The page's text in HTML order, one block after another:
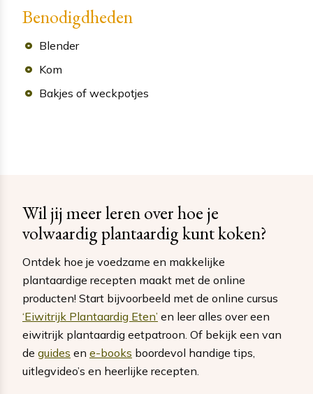
Benodigdheden
Blender
Kom
Bakjes of weckpotjes
Wil jij meer leren over hoe je
volwaardig plantaardig kunt koken?
Ontdek hoe je voedzame en makkelijke
plantaardige recepten maakt met de online
producten! Start bijvoorbeeld met de online cursus
‘Eiwitrijk Plantaardig Eten’ en leer alles over een
eiwitrijk plantaardig eetpatroon. Of bekijk een van
de guides en e-books boordevol handige tips,
uitlegvideo’s en heerlijke recepten.